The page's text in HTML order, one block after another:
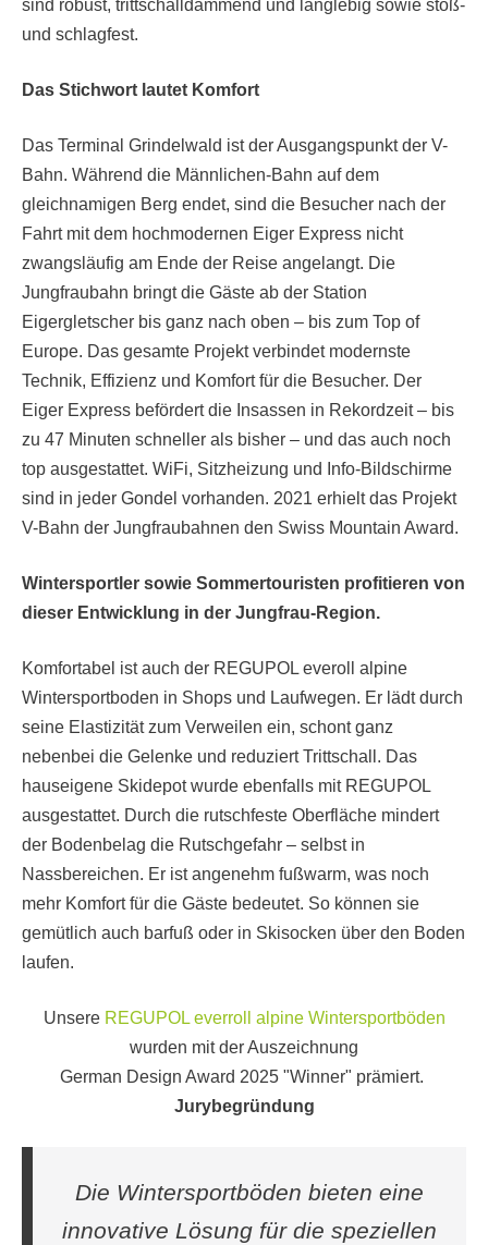
sind robust, trittschalldämmend und langlebig sowie stoß-
und schlagfest.
Das Stichwort lautet Komfort
Das Terminal Grindelwald ist der Ausgangspunkt der V-
Bahn. Während die Männlichen-Bahn auf dem
gleichnamigen Berg endet, sind die Besucher nach der
Fahrt mit dem hochmodernen Eiger Express nicht
zwangsläufig am Ende der Reise angelangt. Die
Jungfraubahn bringt die Gäste ab der Station
Eigergletscher bis ganz nach oben – bis zum Top of
Europe. Das gesamte Projekt verbindet modernste
Technik, Effizienz und Komfort für die Besucher. Der
Eiger Express befördert die Insassen in Rekordzeit – bis
zu 47 Minuten schneller als bisher – und das auch noch
top ausgestattet. WiFi, Sitzheizung und Info-Bildschirme
sind in jeder Gondel vorhanden. 2021 erhielt das Projekt
V-Bahn der Jungfraubahnen den Swiss Mountain Award.
Wintersportler sowie Sommertouristen profitieren von
dieser Entwicklung in der Jungfrau-Region.
Komfortabel ist auch der REGUPOL everoll alpine
Wintersportboden in Shops und Laufwegen. Er lädt durch
seine Elastizität zum Verweilen ein, schont ganz
nebenbei die Gelenke und reduziert Trittschall. Das
hauseigene Skidepot wurde ebenfalls mit REGUPOL
ausgestattet. Durch die rutschfeste Oberfläche mindert
der Bodenbelag die Rutschgefahr – selbst in
Nassbereichen. Er ist angenehm fußwarm, was noch
mehr Komfort für die Gäste bedeutet. So können sie
gemütlich auch barfuß oder in Skisocken über den Boden
laufen.
Unsere REGUPOL everroll alpine Wintersportböden
wurden mit der Auszeichnung
German Design Award 2025 "Winner" prämiert.
Jurybegründung
Die Wintersportböden bieten eine
innovative Lösung für die speziellen